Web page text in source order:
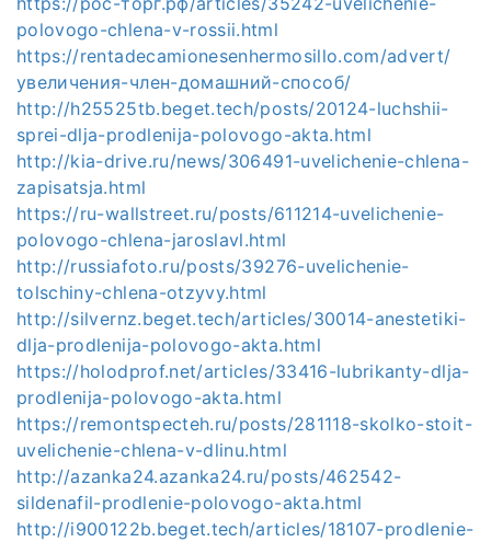
polovogo-chlena-v-rossii.html
https://rentadecamionesenhermosillo.com/advert/
увеличения-член-домашний-способ/
http://h25525tb.beget.tech/posts/20124-luchshii-
sprei-dlja-prodlenija-polovogo-akta.html
http://kia-drive.ru/news/306491-uvelichenie-chlena-
zapisatsja.html
https://ru-wallstreet.ru/posts/611214-uvelichenie-
polovogo-chlena-jaroslavl.html
http://russiafoto.ru/posts/39276-uvelichenie-
tolschiny-chlena-otzyvy.html
http://silvernz.beget.tech/articles/30014-anestetiki-
dlja-prodlenija-polovogo-akta.html
https://holodprof.net/articles/33416-lubrikanty-dlja-
prodlenija-polovogo-akta.html
https://remontspecteh.ru/posts/281118-skolko-stoit-
uvelichenie-chlena-v-dlinu.html
http://azanka24.azanka24.ru/posts/462542-
sildenafil-prodlenie-polovogo-akta.html
http://i900122b.beget.tech/articles/18107-prodlenie-